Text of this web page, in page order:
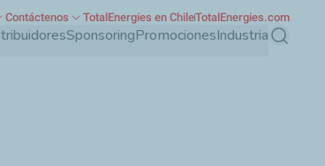
SponsoringPromocionesIndustria Buscar
Contáctenos TotalEnergies en ChileTotalEnergies.com